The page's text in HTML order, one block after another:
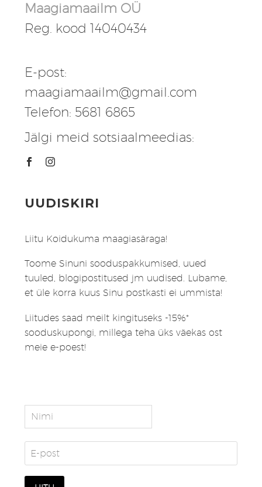
Maagiamaailm OÜ
Reg. kood 14040434
E-post:
maagiamaailm@gmail.com
Telefon: 5681 6865
Jälgi meid sotsiaalmeedias:
UUDISKIRI
Liitu Koidukuma maagiasäraga!
Toome Sinuni sooduspakkumised, uued
tuuled, blogipostitused jm uudised. Lubame,
et üle korra kuus Sinu postkasti ei ummista!
Liitudes saad meilt kingituseks -15%*
sooduskupongi, millega teha üks väekas ost
meie e-poest!